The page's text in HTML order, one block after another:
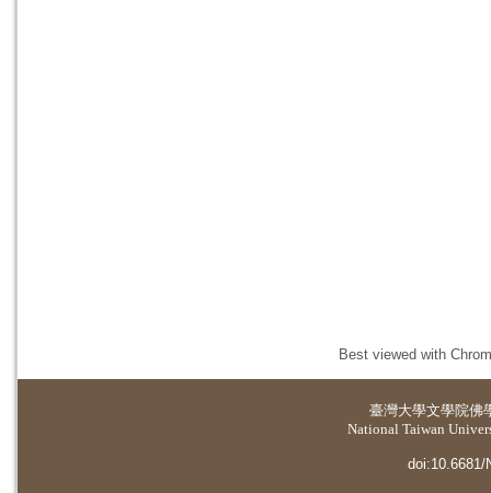
Best viewed with
臺灣大學文學院佛
National Taiwan
doi:10.6681/